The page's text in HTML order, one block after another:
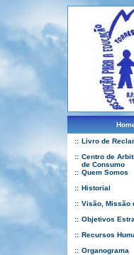
:: Livro de
:: Centro de
de Consumo
:: Quem Somos
:: Historial
:: Visão, Missão
:: Objetivos
:: Recursos
:: Organograma